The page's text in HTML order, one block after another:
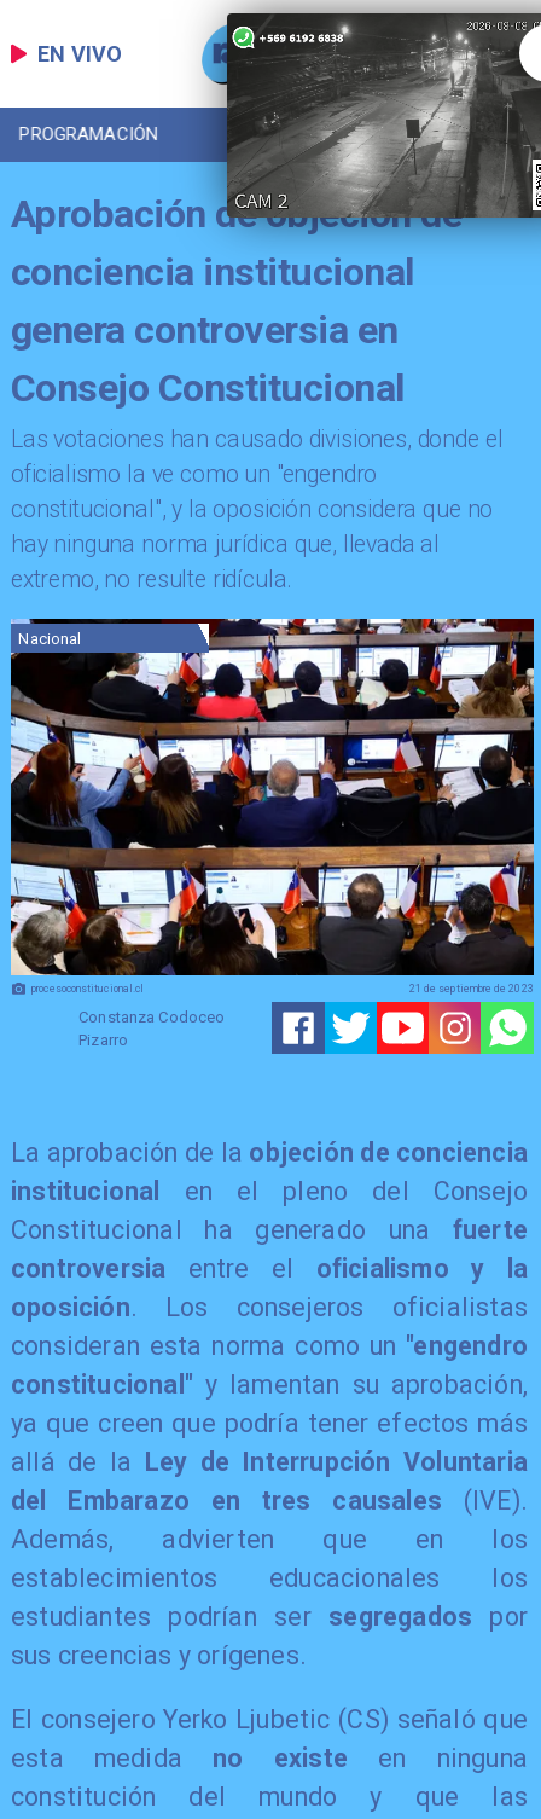
EN VIVO
PROGRAMACIÓN LOCAL DEPORTES
Aprobación de objeción de
conciencia institucional
genera controversia en
Consejo Constitucional
Las votaciones han causado divisiones, donde el
oficialismo la ve como un "engendro
constitucional", y la oposición considera que no
hay ninguna norma jurídica que, llevada al
extremo, no resulte ridícula.
procesoconstitucional.cl
Nacional
Constanza Codoceo
Pizarro
21 de septiembre de 2023
La aprobación de la objeción de conciencia
institucional en el pleno del Consejo
Constitucional ha generado una fuerte
controversia entre el oficialismo y la
oposición. Los consejeros oficialistas
consideran esta norma como un "engendro
constitucional" y lamentan su aprobación,
ya que creen que podría tener efectos más
allá de la Ley de Interrupción Voluntaria
del Embarazo en tres causales (IVE).
Además, advierten que en los
establecimientos educacionales los
estudiantes podrían sersegregados por
sus creencias y orígenes.
El consejero Yerko Ljubetic (CS) señaló que
esta medida no existe en ninguna
constitución del mundo y que las